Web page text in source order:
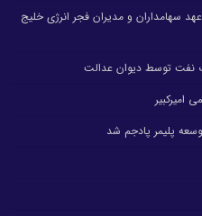
سهامداران و مدیران فجر انرژی خلیج
نفت توسط دیوان عدالت
امیرکبیر
پلیمر پادجم شد